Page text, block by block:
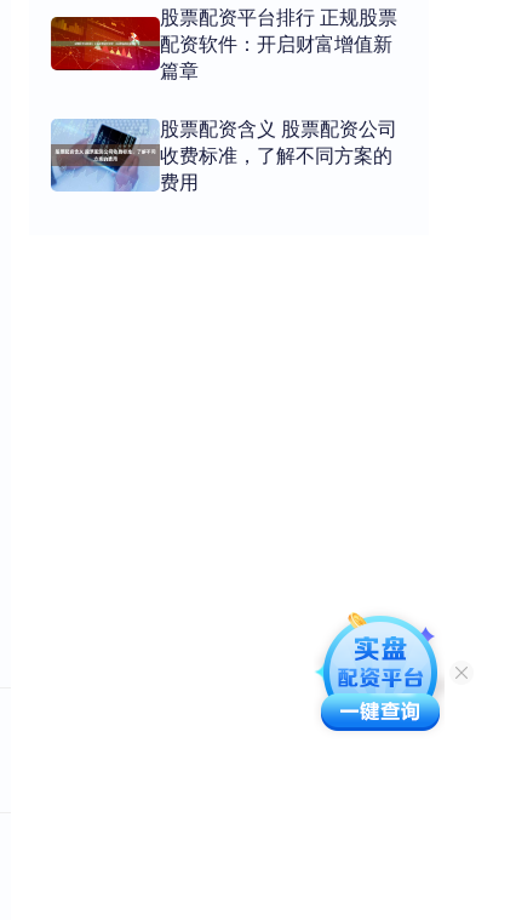
股票配资平台排行 正规股票
配资软件：开启财富增值新
篇章
股票配资含义 股票配资公司
收费标准，了解不同方案的
费用